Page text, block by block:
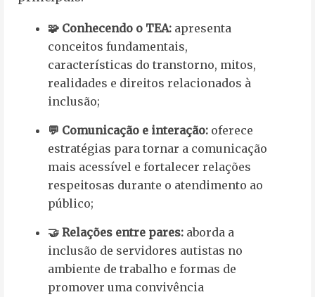
🧩 Conhecendo o TEA:apresenta
conceitos fundamentais,
características do transtorno, mitos,
realidades e direitos relacionados à
inclusão;
💬 Comunicação e interação:oferece
estratégias para tornar a comunicação
mais acessível e fortalecer relações
respeitosas durante o atendimento ao
público;
🤝 Relações entre pares: aborda a
inclusão de servidores autistas no
ambiente de trabalho e formas de
promover uma convivência